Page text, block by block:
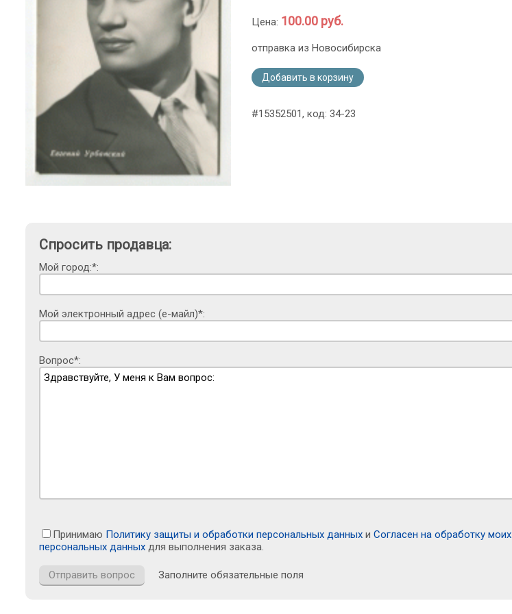
Цена: 100.00 руб.
отправка из Новосибирска
Добавить в корзину
#15352501, код: 34-23
Спросить продавца:
Мой город:*:
Мой электронный адрес (е-майл)*:
Вопрос*:
Принимаю Политику защиты и обработки персональных данных и Согласен на обработку моих
персональных данных для выполнения заказа.
Заполните обязательные поля